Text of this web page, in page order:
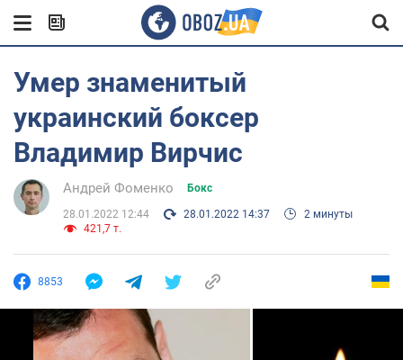
Умер знаменитый
украинский боксер
Владимир Вирчис
Андрей Фоменко Бокс
28.01.2022 12:44 28.01.2022 14:37
2 минуты
421,7 т.
8853